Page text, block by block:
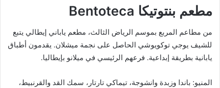
مطعم بنتوتيكا Bentoteca
من مطاعم المربع بموسم الرياض الثالث، مطعم ياباني إيطالي يتبع
للشيف يوجي توكويوشي الحاصل على نجمة ميشلان. يقدمون أطباق
يابانية بطريقة إبداعية. فرعهم الرئيسي في ميلانو بإيطاليا.
المنيو: باندا وزبدة وانشوجة، تيماكي تارتار، سمك القد والقرنبيط،